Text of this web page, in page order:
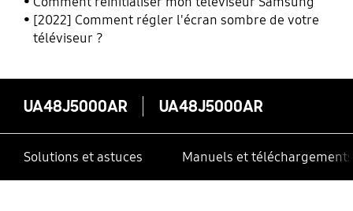
[2022] Comment régler l'écran sombre de votre
téléviseur ?
UA48J5000AR UA48J5000AR
Solutions et astuces Manuels et téléchargements